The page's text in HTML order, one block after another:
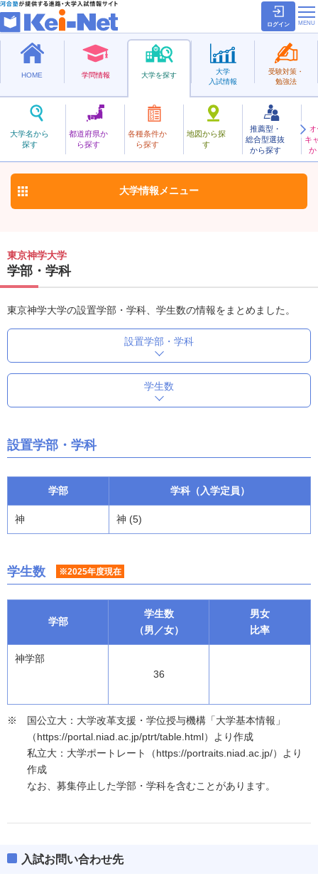
ログイン
HOME 学問情報 大学を探す
大学名から
探す
都道府県か
ら探す
各種条件か
ら探す
地図から探
す
推薦型・
総合型選抜
から探す
キ
か
大学
入試情報
受験対策・
勉強法
私立
とうきょうしんがく
東京神学大学 お気に入り
大学情報 メニュー
東京神学大学
学部・学科
東京神学大学の設置学部・学科、学生数の情報をまとめました。
設置学部・学科
学生数
設置学部・学科
学部 学科（入学定員）
神 神 (5)
学生数 ※2025年度現在
学部
学生数
（男／女）
男女
比率
神学部
36
国公立大：大学改革支援・学位授与機構「大学基本情報」
（https://portal.niad.ac.jp/ptrt/table.html）より作成
私立大：大学ポートレート（https://portraits.niad.ac.jp/）より
作成
なお、募集停止した学部・学科を含むことがあります。
入試お問い合わせ先